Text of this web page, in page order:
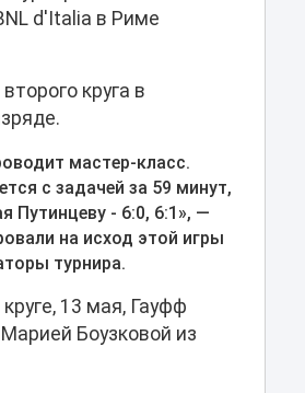
d'Italia в Риме
круга в
мастер-класс.
с задачей за 59 минут,
Путинцеву - 6:0, 6:1», —
на исход этой игры
турнира.
13 мая, Гауфф
Боузковой из